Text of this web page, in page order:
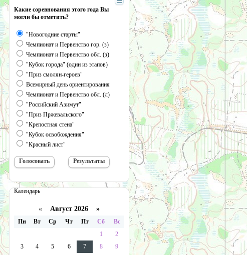
Какие соревнования этого года Вы
могли бы отметить?
"Новогодние старты"
Чемпионат и Первенство гор. (з)
Чемпионат и Первенство обл. (з)
"Кубок города" (один из этапов)
"Приз смолян-героев"
Всемирный день ориентирования
Чемпионат и Первенство обл. (л)
"Российский Азимут"
"Приз Пржевальского"
"Крепостная стена"
"Кубок освобождения"
"Красный лист"
Календарь
« Август 2026 »
Пн Вт Ср Чт Пт Сб
Вс
1
2
3
4 5 6 7 8
9